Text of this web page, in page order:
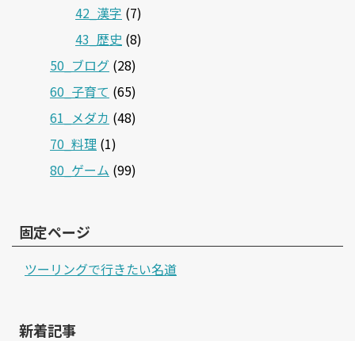
42_漢字 (7)
43_歴史 (8)
50_ブログ (28)
60_子育て (65)
61_メダカ (48)
70_料理 (1)
80_ゲーム (99)
固定ページ
ツーリングで行きたい名道
新着記事